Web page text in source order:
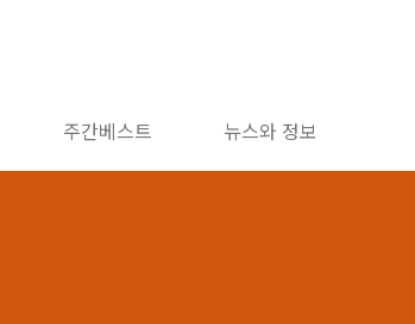
주간베스트 뉴스와 정보